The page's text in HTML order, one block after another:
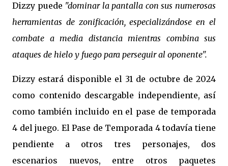
Dizzy puede "dominar la pantalla con sus numerosas
herramientas de zonificación, especializándose en el
combate a media distancia mientras combina sus
ataques de hielo y fuego para perseguir al oponente".
Dizzy estará disponible el 31 de octubre de 2024
como contenido descargable independiente, así
como también incluido en el pase de temporada
4 del juego. El Pase de Temporada 4 todavía tiene
pendiente a otros tres personajes, dos
escenarios nuevos, entre otros paquetes